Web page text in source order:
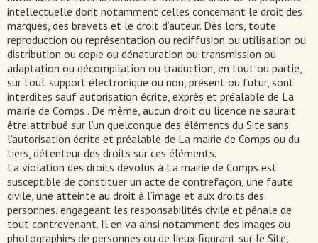
intellectuelle dont notamment celles concernant le droit des
marques, des brevets et le droit d’auteur. Dès lors, toute
reproduction ou représentation ou rediffusion ou utilisation ou
distribution ou copie ou dénaturation ou transmission ou
adaptation ou décompilation ou traduction, en tout ou partie,
sur tout support électronique ou non, présent ou futur, sont
interdites sauf autorisation écrite, exprès et préalable de La
mairie de Comps . De même, aucun droit ou licence ne saurait
être attribué sur l’un quelconque des éléments du Site sans
l’autorisation écrite et préalable de La mairie de Comps ou du
tiers, détenteur des droits sur ces éléments.
La violation des droits dévolus à La mairie de Comps est
susceptible de constituer un acte de contrefaçon, une faute
civile, une atteinte au droit à l’image et aux droits des
personnes, engageant les responsabilités civile et pénale de
tout contrevenant. Il en va ainsi notamment des images ou
photographies de personnes ou de lieux figurant sur le Site,